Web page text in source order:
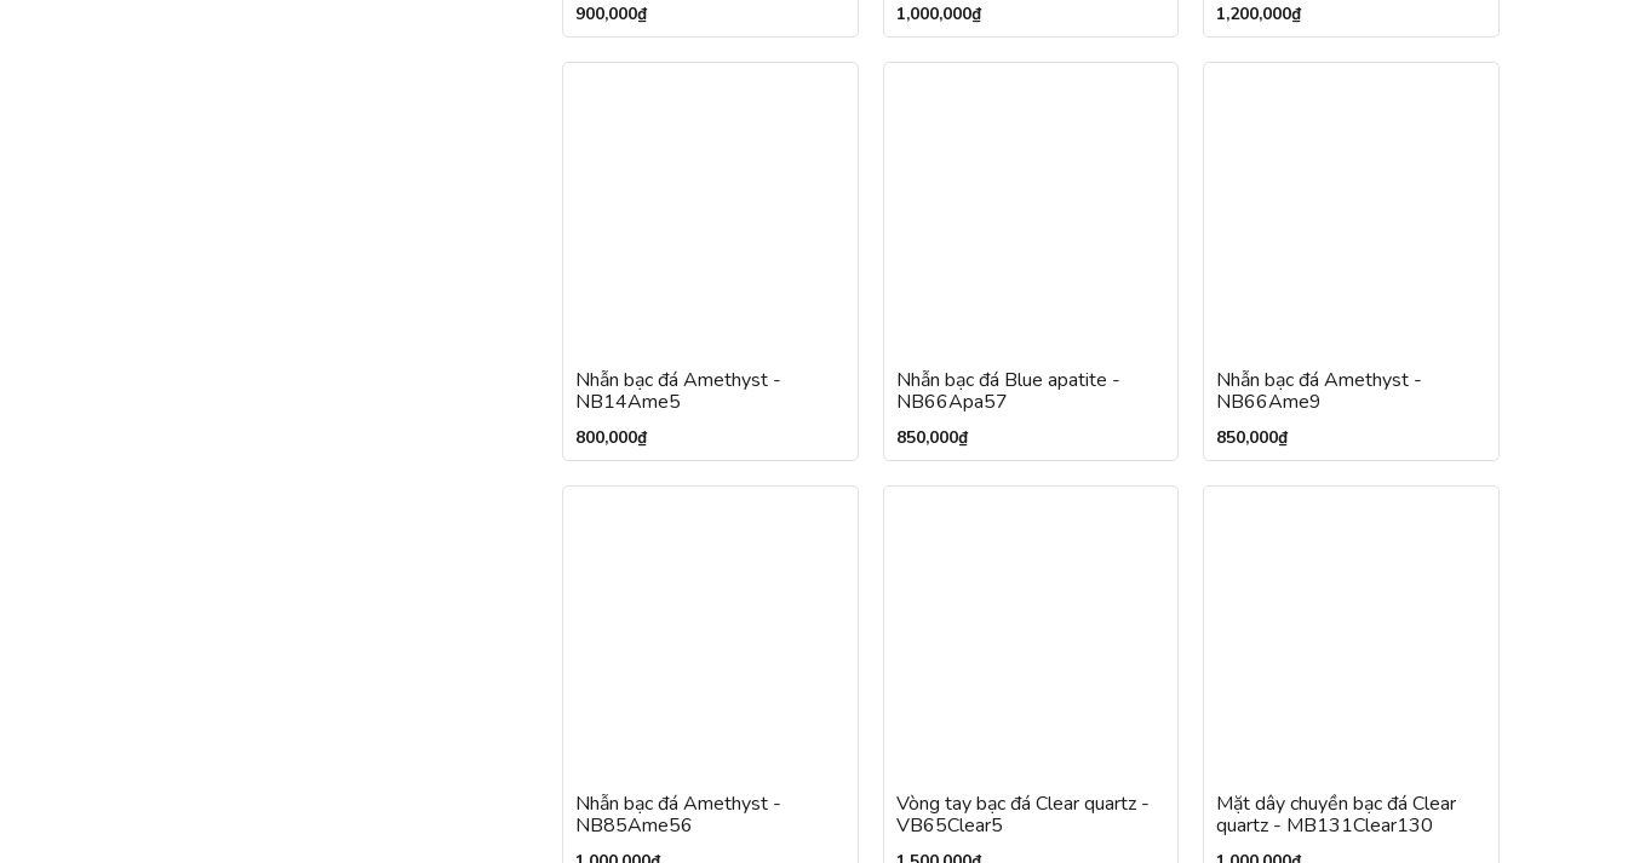
900,000₫ 1,000,000₫ 1,200,000₫
Nhẫn bạc đá Amethyst -
NB14Ame5
800,000₫
Nhẫn bạc đá Blue apatite -
NB66Apa57
850,000₫
Nhẫn bạc đá Amethyst -
NB66Ame9
850,000₫
Nhẫn bạc đá Amethyst -
NB85Ame56
Vòng tay bạc đá Clear quartz -
VB65Clear5
Mặt dây chuyền bạc đá Clear
quartz - MB131Clear130